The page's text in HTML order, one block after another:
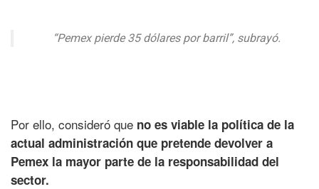
“Pemex pierde 35 dólares por barril”, subrayó.
Por ello, consideró que no es viable la política de la
actual administración que pretende devolver a
Pemex la mayor parte de la responsabilidad del
sector.